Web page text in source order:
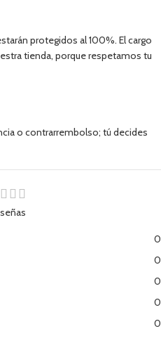
protegidos al 100%. El cargo
tienda, porque respetamos tu
o contrarrembolso; tú decides
0
0
0
0
0